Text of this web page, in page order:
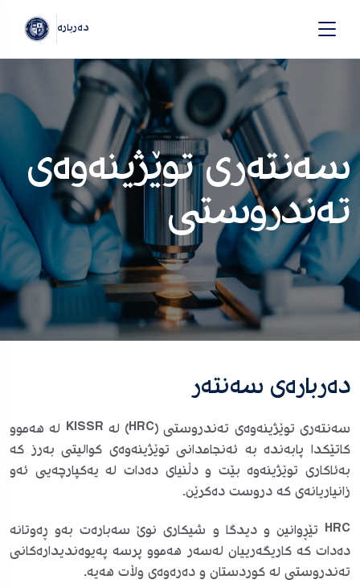
دەربارە
سەنتەری توێژینەوەی
تەندروستی
دەربارەی سەنتەر
سەنتەری توێژینەوەی تەندروستی (HRC) لە KISSR لە هەموو
کاتێکدا پابەندە بە ئەنجامدانی توێژینەوەی کوالیتی بەرز کە
بەئاکاری توێژینەوە بێت و دڵنیای دەدات لە یەکپارچەیی ئەو
زانیاریانەی کە دروست دەکرێن.
HRC تێڕوانین و دیدگا و شیکاری نوێ سەبارەت بەو ڕەوتانە
دەدات کە کاریگەرییان لەسەر هەموو پرسە پەیوەندیدارەکانی
تەندروستی لە کوردستان و دەرەوەی وڵات هەیە.